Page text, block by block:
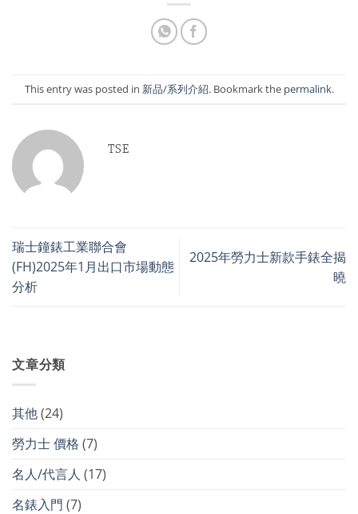
This entry was posted in 新品/系列介紹. Bookmark the permalink.
TSE
瑞士鐘錶工業聯合會
(FH)2025年1月出口市場動態
分析
2025年勞力士新款手錶全揭
曉
文章分類
其他(24)
勞力士 價格 (7)
名人/代言人 (17)
名錶入門 (7)